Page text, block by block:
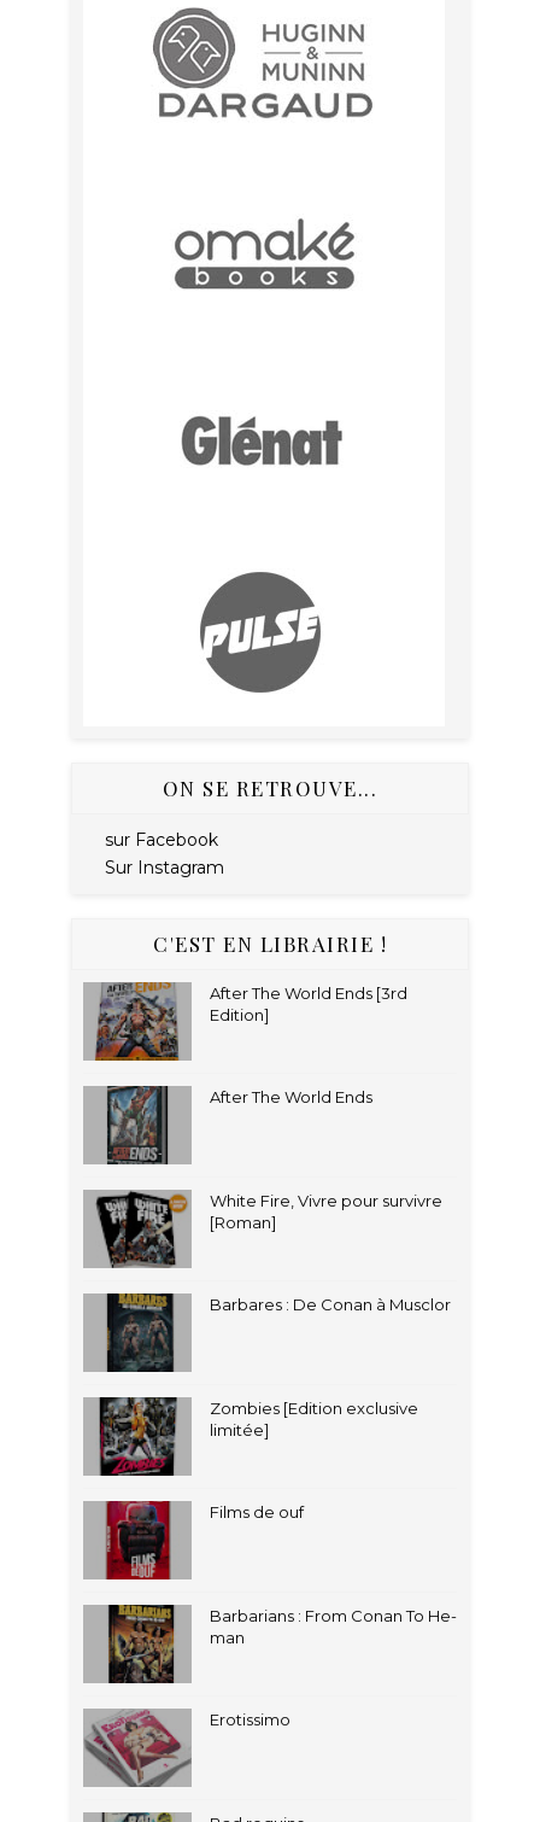
ON SE RETROUVE...
sur Facebook
Sur Instagram
C'EST EN LIBRAIRIE !
After The World Ends [3rd
Edition]
After The World Ends
White Fire, Vivre pour survivre
[Roman]
Barbares : De Conan à Musclor
Zombies [Edition exclusive
limitée]
Films de ouf
Barbarians : From Conan To He-
man
Erotissimo